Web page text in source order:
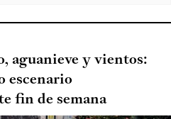
aguanieve y vientos:
escenario
fin de semana